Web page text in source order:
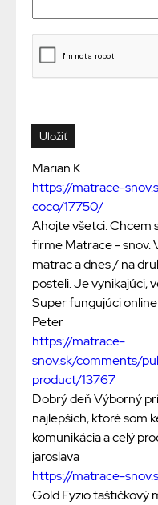
Marian K
https://matrace-
coco/17750/
Ahojte všetci. Chcem
firme Matrace - snov.
matrac a dnes / na
posteli. Je vynikajúci,
Super fungujúci
Peter
https://matrace-
snov.sk/comments/
product/13767
Dobrý deň Výborný
najlepších, ktoré som
komunikácia a celý
jaroslava
https://matrace-
Gold Fyzio taštičkový